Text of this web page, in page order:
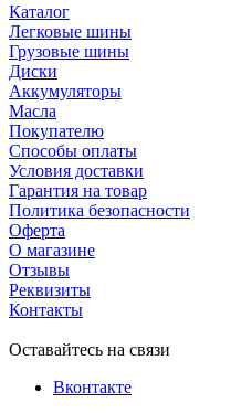
Каталог
Легковые шины
Грузовые шины
Диски
Аккумуляторы
Масла
Покупателю
Способы оплаты
Условия доставки
Гарантия на товар
Политика безопасности
Оферта
О магазине
Отзывы
Реквизиты
Контакты
Оставайтесь на связи
Вконтакте